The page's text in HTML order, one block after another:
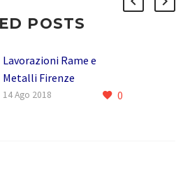
POSTS
Lavorazioni Rame e
Metalli Firenze
La MODULO FREDDO e un
0
14 Ago 2018